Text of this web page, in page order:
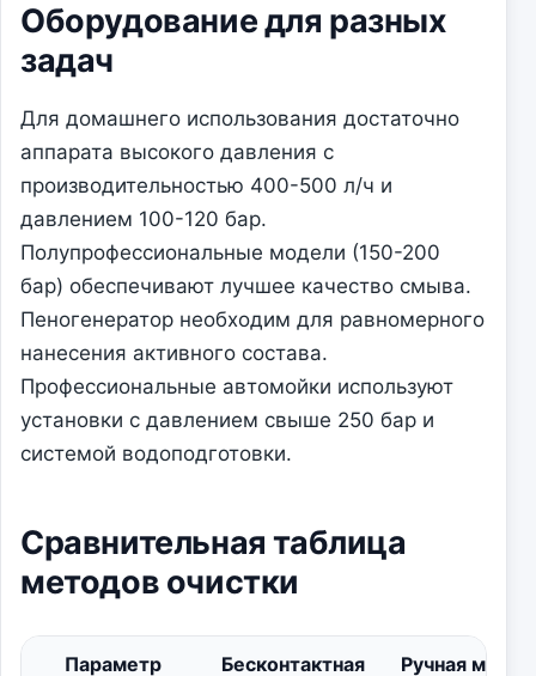
Оборудование для разных
задач
Для домашнего использования достаточно
аппарата высокого давления с
производительностью 400-500 л/ч и
давлением 100-120 бар.
Полупрофессиональные модели (150-200
бар) обеспечивают лучшее качество смыва.
Пеногенератор необходим для равномерного
нанесения активного состава.
Профессиональные автомойки используют
установки с давлением свыше 250 бар и
системой водоподготовки.
Сравнительная таблица
методов очистки
Параметр
Бесконтактная
Ручная мойка